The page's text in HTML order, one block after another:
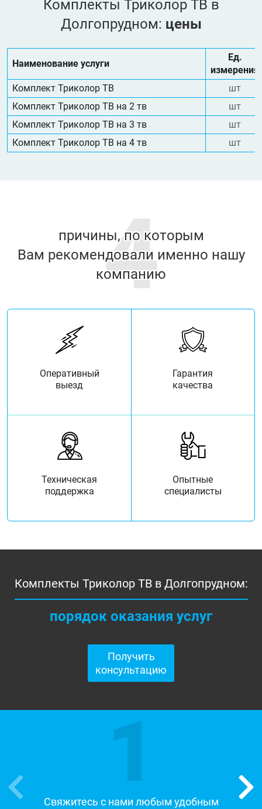
Комплекты Триколор ТВ в
Долгопрудном: цены
Наименование услуги
Ед.
измерения
Комплект Триколор ТВ
шт
Комплект Триколор ТВ на 2 тв
шт
Комплект Триколор ТВ на 3 тв
шт
Комплект Триколор ТВ на 4 тв
шт
4
причины, по которым
Вам рекомендовали именно нашу
компанию
Оперативный
выезд
Гарантия
качества
Техническая
поддержка
Опытные
специалисты
Комплекты Триколор ТВ в Долгопрудном:
порядок оказания услуг
Получить
консультацию
1
Свяжитесь с нами любым удобным